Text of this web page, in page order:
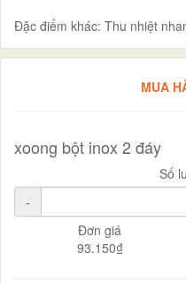
Đặc điểm khác: Thu nhiệt
MUA
xoong bột inox 2 đáy
Số
-
Đơn giá
93.150₫